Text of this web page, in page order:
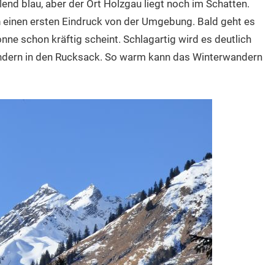
blau, aber der Ort Holzgau liegt noch im Schatten.
ersten Eindruck von der Umgebung. Bald geht es
schon kräftig scheint. Schlagartig wird es deutlich
in den Rucksack. So warm kann das Winterwandern